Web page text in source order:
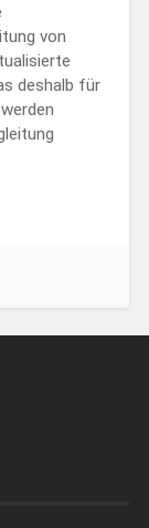
von
deshalb für